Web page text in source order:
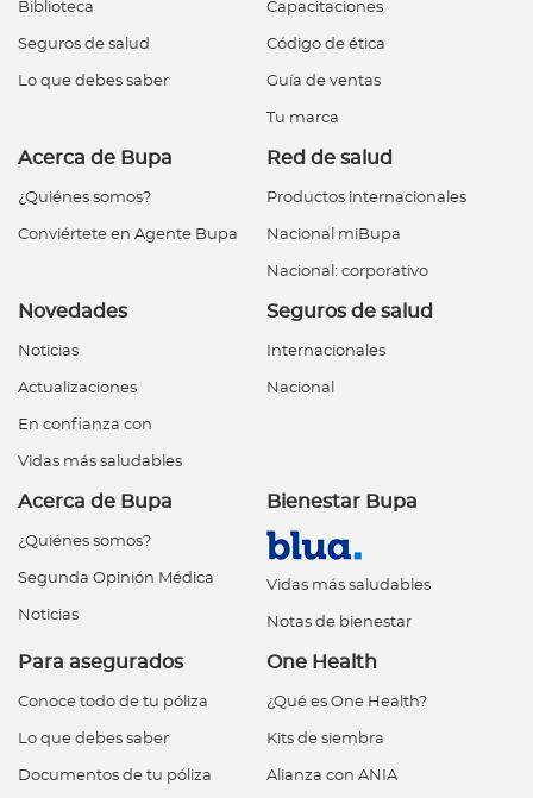
Biblioteca
Seguros de salud
Lo que debes saber
Capacitaciones
Código de ética
Guía de ventas
Tu marca
Acerca de Bupa
¿Quiénes somos?
Conviértete en Agente Bupa
Red de salud
Productos internacionales
Nacional miBupa
Nacional: corporativo
Novedades
Noticias
Actualizaciones
En confianza con
Vidas más saludables
Seguros de salud
Internacionales
Nacional
Acerca de Bupa
¿Quiénes somos?
Segunda Opinión Médica
Noticias
Bienestar Bupa
Vidas más saludables
Notas de bienestar
Para asegurados
Conoce todo de tu póliza
Lo que debes saber
Documentos de tu póliza
One Health
¿Qué es One Health?
Kits de siembra
Alianza con ANIA